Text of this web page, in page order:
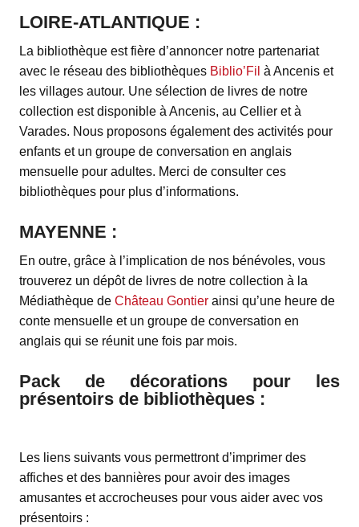
LOIRE-ATLANTIQUE :
La bibliothèque est fière d’annoncer notre partenariat
avec le réseau des bibliothèques Biblio’Fil à Ancenis et
les villages autour. Une sélection de livres de notre
collection est disponible à Ancenis, au Cellier et à
Varades. Nous proposons également des activités pour
enfants et un groupe de conversation en anglais
mensuelle pour adultes. Merci de consulter ces
bibliothèques pour plus d’informations.
MAYENNE :
En outre, grâce à l’implication de nos bénévoles, vous
trouverez un dépôt de livres de notre collection à la
Médiathèque de Château Gontier ainsi qu’une heure de
conte mensuelle et un groupe de conversation en
anglais qui se réunit une fois par mois.
Pack de décorations pour les
présentoirs de bibliothèques :
Les liens suivants vous permettront d’imprimer des
affiches et des bannières pour avoir des images
amusantes et accrocheuses pour vous aider avec vos
présentoirs :